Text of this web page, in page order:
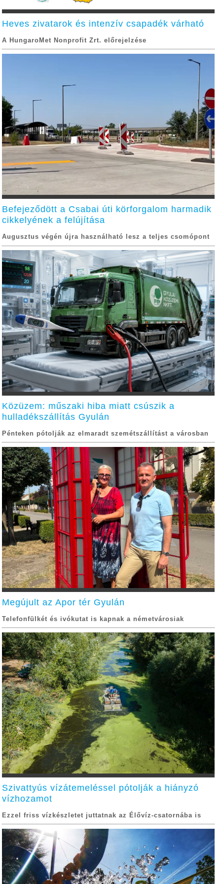
Heves zivatarok és intenzív csapadék várható
A HungaroMet Nonprofit Zrt. előrejelzése
Befejeződött a Csabai úti körforgalom harmadik
cikkelyének a felújítása
Augusztus végén újra használható lesz a teljes csomópont
Közüzem: műszaki hiba miatt csúszik a
hulladékszállítás Gyulán
Pénteken pótolják az elmaradt szemétszállítást a városban
Megújult az Apor tér Gyulán
Telefonfülkét és ivókutat is kapnak a németvárosiak
Szivattyús vízátemeléssel pótolják a hiányzó
vízhozamot
Ezzel friss vízkészletet juttatnak az Élővíz-csatornába is